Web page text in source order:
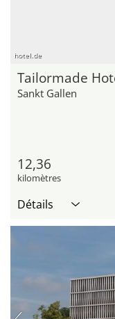
hotel.de
Tailormade
Sankt Gallen
12,36
kilomètres
Détails